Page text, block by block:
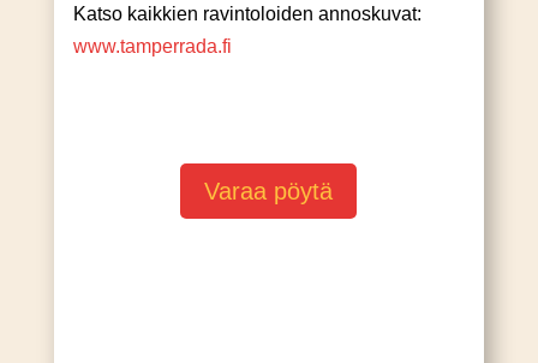
Katso kaikkien ravintoloiden annoskuvat:
www.tamperrada.fi
Varaa pöytä